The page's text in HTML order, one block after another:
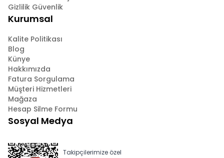
Gizlilik Güvenlik
Kurumsal
Kalite Politikası
Blog
Künye
Hakkımızda
Fatura Sorgulama
Müşteri Hizmetleri
Mağaza
Hesap Silme Formu
Sosyal Medya
Takipçilerimize özel